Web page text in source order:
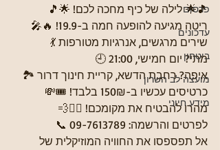
פרסום
עדכונים
ביטחון
מועצה לב השרון
מידע חיוני
🎵🌟 לילה של כיף מחכה לכם! 🌟🎵
ריטה מגיעה להופעה חמה ב-19.9! 🔥🎤
שירים מרגשים, אנרגיות מטורפות 💃
מתי? יום חמישי, 21:00 🕘
איפה? רחבת הדשא, קריית חינוך דרור 🏞️
כרטיסים עכשיו ב-150₪ בלבד! 🎟️💸
מהרו להבטיח את מקומכם! 🏃‍♂️💨
לפרטים והרשמה: 09-7613789 📞
אל תפספסו את החוויה המוזיקלית של